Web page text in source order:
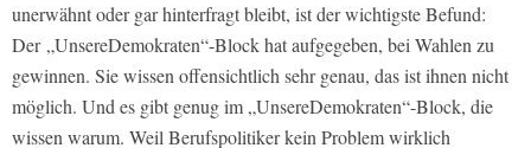
unerwähnt oder gar hinterfragt bleibt, ist der wichtigste Befund:
Der „UnsereDemokraten“-Block hat aufgegeben, bei Wahlen zu
gewinnen. Sie wissen offensichtlich sehr genau, das ist ihnen nicht
möglich. Und es gibt genug im „UnsereDemokraten“-Block, die
wissen warum. Weil Berufspolitiker kein Problem wirklich